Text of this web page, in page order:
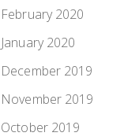
February 2020
January 2020
December 2019
November 2019
October 2019